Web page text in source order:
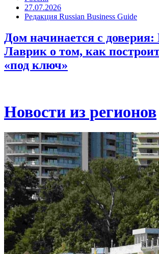
27.07.2026
Редакция Russian Business Guide
Дом начинается с
Лаврик о том, как
«под ключ»
Новости из регионов